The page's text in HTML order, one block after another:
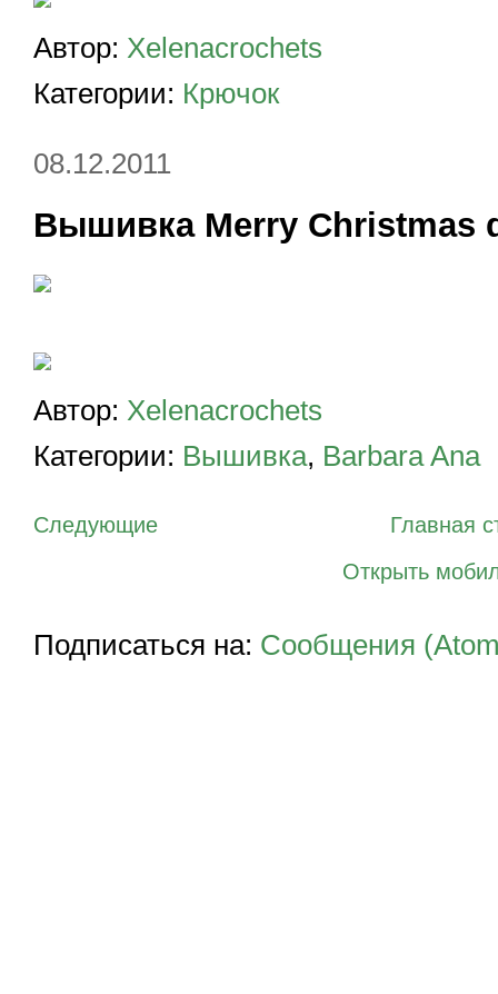
Автор: Xelenacrochets
Категории: Крючок
08.12.2011
Вышивка Merry Christmas
Автор: Xelenacrochets
Категории: Вышивка, Barbara Ana
Следующие
Главная
Открыть
Подписаться на: Сообщения